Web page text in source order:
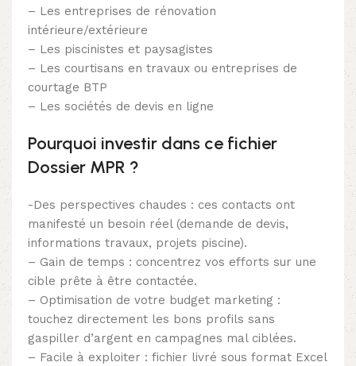
– Les entreprises de rénovation
intérieure/extérieure
– Les piscinistes et paysagistes
– Les courtisans en travaux ou entreprises de
courtage BTP
– Les sociétés de devis en ligne
Pourquoi investir dans ce fichier
Dossier MPR ?
-Des perspectives chaudes : ces contacts ont
manifesté un besoin réel (demande de devis,
informations travaux, projets piscine).
– Gain de temps : concentrez vos efforts sur une
cible prête à être contactée.
– Optimisation de votre budget marketing :
touchez directement les bons profils sans
gaspiller d’argent en campagnes mal ciblées.
– Facile à exploiter : fichier livré sous format Excel